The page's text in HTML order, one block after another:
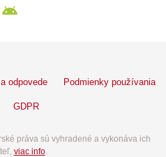
odpovede Podmienky používania
GDPR
práva sú vyhradené a vykonáva ich
viac info.